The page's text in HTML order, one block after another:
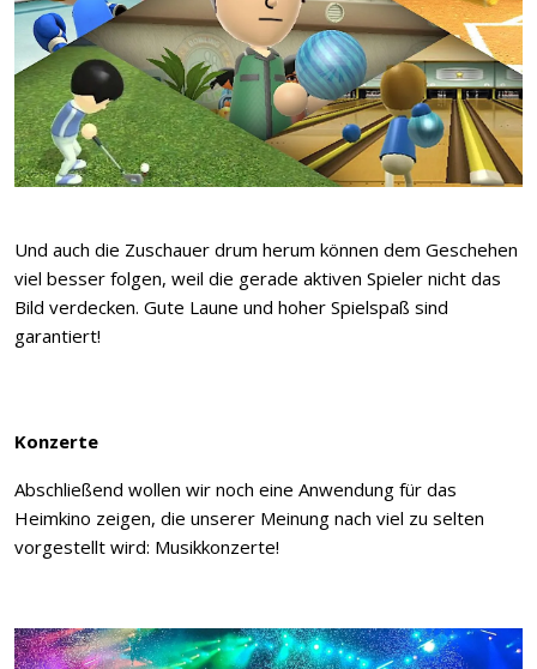
Und auch die Zuschauer drum herum können dem Geschehen
viel besser folgen, weil die gerade aktiven Spieler nicht das
Bild verdecken. Gute Laune und hoher Spielspaß sind
garantiert!
Konzerte
Abschließend wollen wir noch eine Anwendung für das
Heimkino zeigen, die unserer Meinung nach viel zu selten
vorgestellt wird: Musikkonzerte!